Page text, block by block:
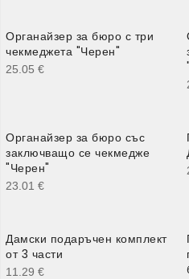
Органайзер за бюро с три
чекмеджета "Черен"
25.05 €
Органайзер за бюро със
заключващо се чекмедже
"Черен"
23.01 €
Дамски подаръчен комплект
от 3 части
11.29 €